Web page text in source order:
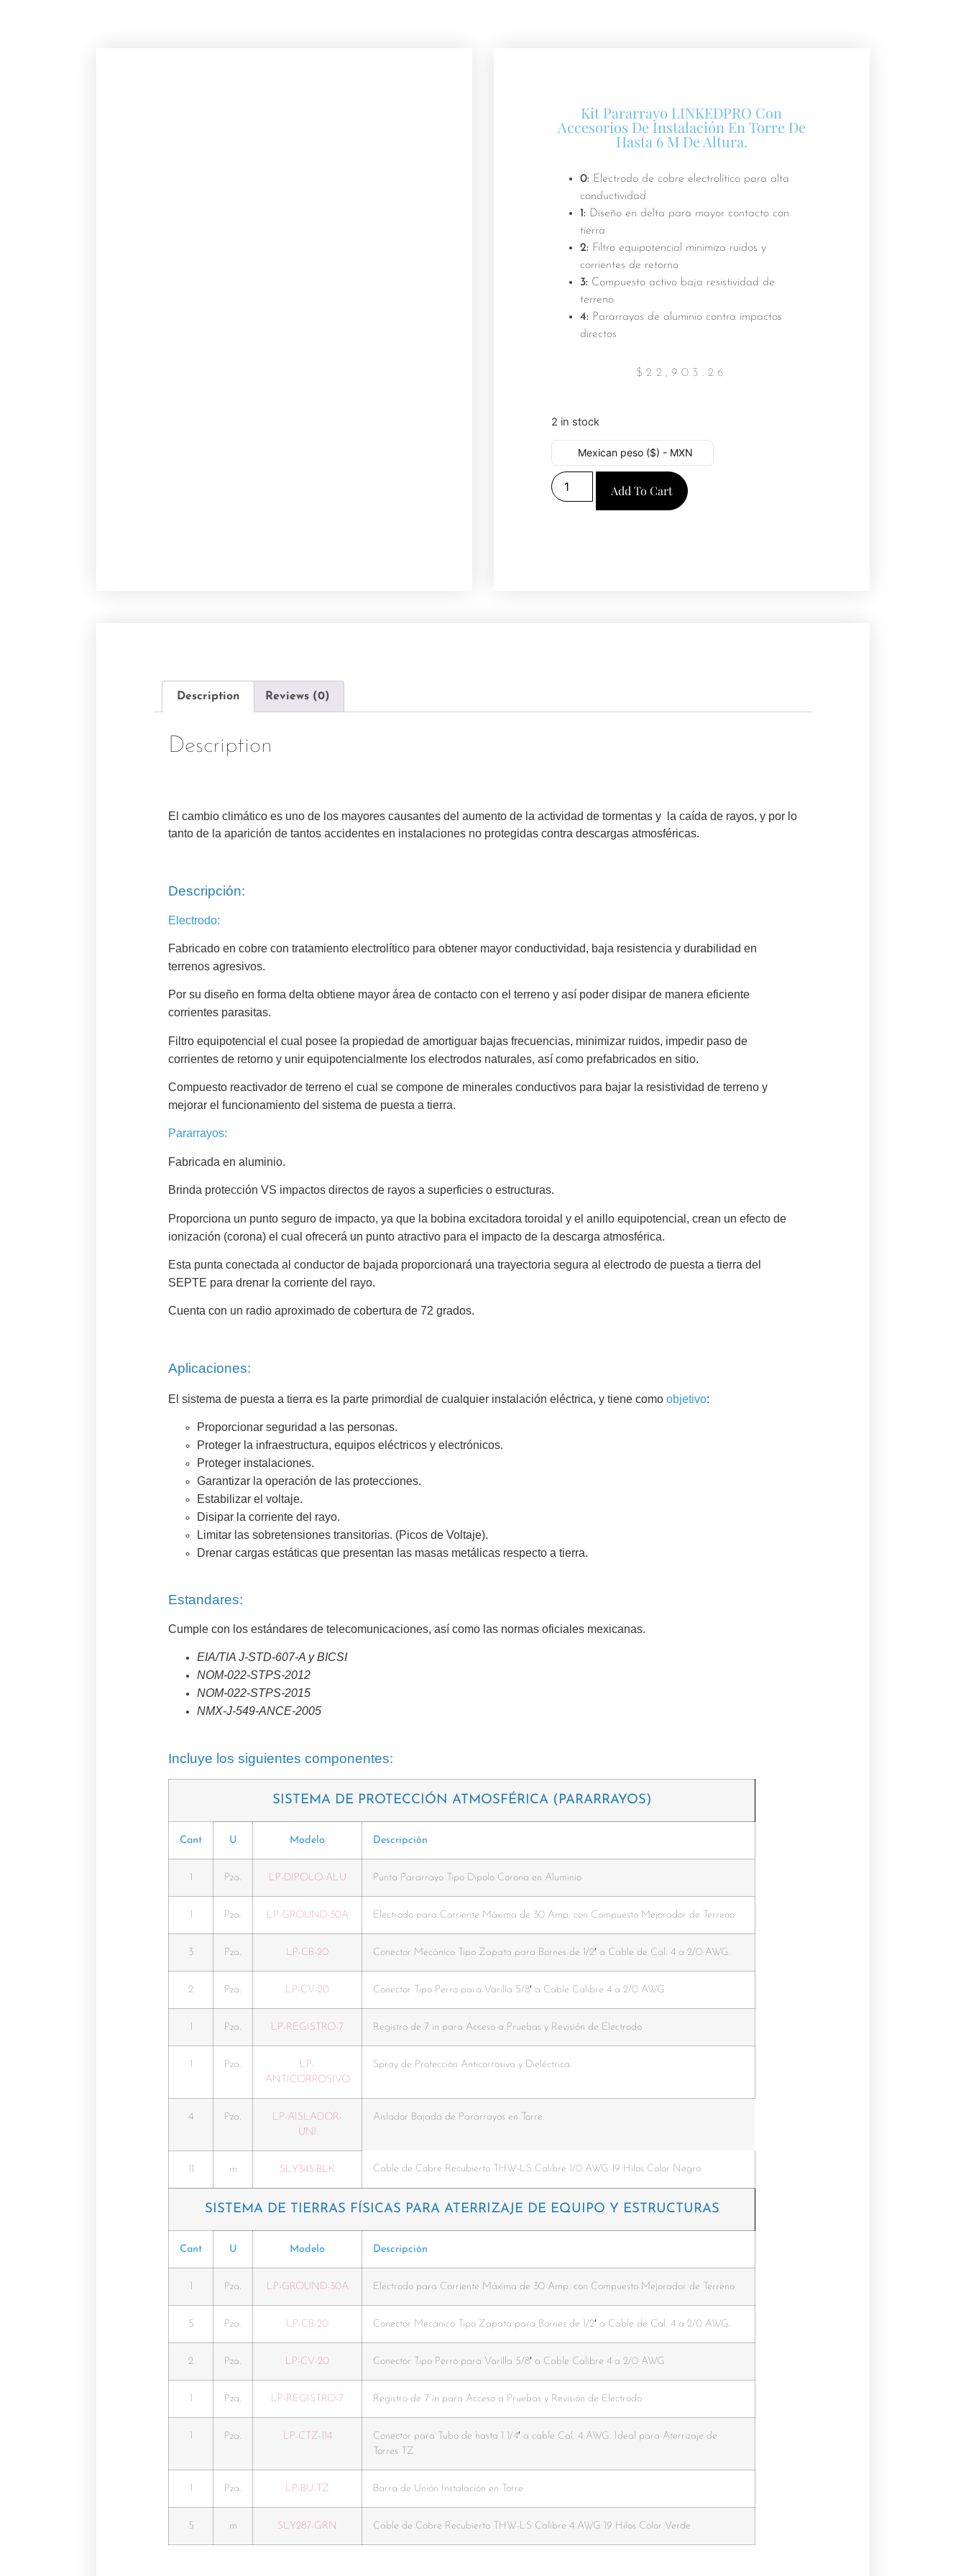
Kit Pararrayo LINKEDPRO Con
Accesorios De Instalación En Torre De
Hasta 6 M De Altura.
0: Electrodo de cobre electrolítico para alta
conductividad
1: Diseño en delta para mayor contacto con
tierra
2: Filtro equipotencial minimiza ruidos y
corrientes de retorno
3: Compuesto activo baja resistividad de
terreno
4: Pararrayos de aluminio contra impactos
directos
$22,903.26
2 in stock
Mexican peso ($) - MXN
Add To Cart
Description Reviews (0)
Description
El cambio climático es uno de los mayores causantes del aumento de la actividad de tormentas y la caída de rayos, y por lo
tanto de la aparición de tantos accidentes en instalaciones no protegidas contra descargas atmosféricas.
Descripción:
Electrodo:
Fabricado en cobre con tratamiento electrolítico para obtener mayor conductividad, baja resistencia y durabilidad en
terrenos agresivos.
Por su diseño en forma delta obtiene mayor área de contacto con el terreno y así poder disipar de manera eficiente
corrientes parasitas.
Filtro equipotencial el cual posee la propiedad de amortiguar bajas frecuencias, minimizar ruidos, impedir paso de
corrientes de retorno y unir equipotencialmente los electrodos naturales, así como prefabricados en sitio.
Compuesto reactivador de terreno el cual se compone de minerales conductivos para bajar la resistividad de terreno y
mejorar el funcionamiento del sistema de puesta a tierra.
Pararrayos:
Fabricada en aluminio.
Brinda protección VS impactos directos de rayos a superficies o estructuras.
Proporciona un punto seguro de impacto, ya que la bobina excitadora toroidal y el anillo equipotencial, crean un efecto de
ionización (corona) el cual ofrecerá un punto atractivo para el impacto de la descarga atmosférica.
Esta punta conectada al conductor de bajada proporcionará una trayectoria segura al electrodo de puesta a tierra del
SEPTE para drenar la corriente del rayo.
Cuenta con un radio aproximado de cobertura de 72 grados.
Aplicaciones:
El sistema de puesta a tierra es la parte primordial de cualquier instalación eléctrica, y tiene comoobjetivo:
Proporcionar seguridad a las personas.
Proteger la infraestructura, equipos eléctricos y electrónicos.
Proteger instalaciones.
Garantizar la operación de las protecciones.
Estabilizar el voltaje.
Disipar la corriente del rayo.
Limitar las sobretensiones transitorias. (Picos de Voltaje).
Drenar cargas estáticas que presentan las masas metálicas respecto a tierra.
Estandares:
Cumple con los estándares de telecomunicaciones, así como las normas oficiales mexicanas.
EIA/TIA J-STD-607-A y BICSI
NOM-022-STPS-2012
NOM-022-STPS-2015
NMX-J-549-ANCE-2005
Incluye los siguientes componentes:
SISTEMA DE PROTECCIÓN ATMOSFÉRICA (PARARRAYOS)
Cant U Modelo Descripción
Pza. LP-DIPOLO-ALU Punta Pararrayo Tipo Dipolo Corona en Aluminio
Pza. LP-GROUND-30A Electrodo para Corriente Máxima de 30 Amp. con Compuesto Mejorador de Terreno
3 Pza. LP-CB-20 Conector Mecánico Tipo Zapata para Bornes de 1/2′ a Cable de Cal. 4 a 2/0 AWG.
2 Pza. LP-CV-20 Conector Tipo Perro para Varilla 5/8′ a Cable Calibre 4 a 2/0 AWG
Pza. LP-REGISTRO-7 Registro de 7 in para Acceso a Pruebas y Revisión de Electrodo
Pza.
LP-
ANTICORROSIVO
Spray de Protección Anticorrosiva y Dieléctrica
4 Pza.
LP-AISLADOR-
UNI
Aislador Bajada de Pararrayos en Torre.
m SLY343-BLK Cable de Cobre Recubierto THW-LS Calibre 1/0 AWG 19 Hilos Color Negro
SISTEMA DE TIERRAS FÍSICAS PARA ATERRIZAJE DE EQUIPO Y ESTRUCTURAS
Cant U Modelo Descripción
Pza. LP-GROUND-30A Electrodo para Corriente Máxima de 30 Amp. con Compuesto Mejorador de Terreno
5 Pza. LP-CB-20 Conector Mecánico Tipo Zapata para Bornes de 1/2′ a Cable de Cal. 4 a 2/0 AWG.
2 Pza. LP-CV-20 Conector Tipo Perro para Varilla 5/8′ a Cable Calibre 4 a 2/0 AWG
Pza. LP-REGISTRO-7 Registro de 7 in para Acceso a Pruebas y Revisión de Electrodo
Pza. LP-CTZ-114
Conector para Tubo de hasta 1 1/4′ a cable Cal. 4 AWG. Ideal para Aterrizaje de
Torres TZ
Pza. LP-BU-TZ Barra de Unión Instalación en Torre
5 m SLY287-GRN Cable de Cobre Recubierto THW-LS Calibre 4 AWG 19 Hilos Color Verde